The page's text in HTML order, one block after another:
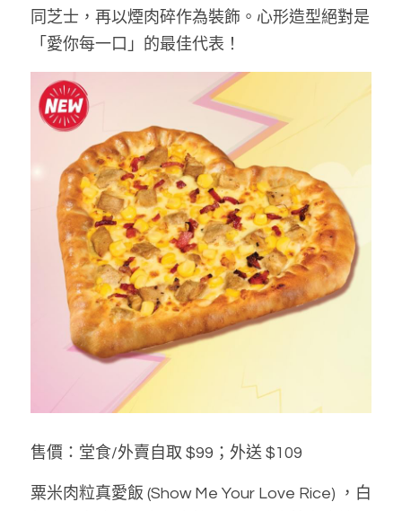
同芝士，再以煙肉碎作為裝飾。心形造型絕對是
「愛你每一口」的最佳代表！
售價：堂食/外賣自取 $99；外送 $109
粟米肉粒真愛飯 (Show Me Your Love Rice) ，白